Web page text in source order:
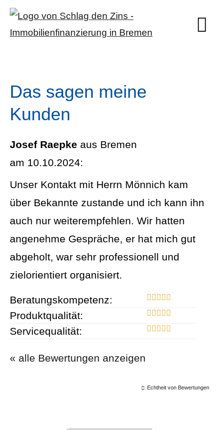
Das sagen meine
Kunden
Josef Raepke aus Bremen
am 10.10.2024:
Unser Kontakt mit Herrn Mönnich kam
über Bekannte zustande und ich kann ihn
auch nur weiterempfehlen. Wir hatten
angenehme Gespräche, er hat mich gut
abgeholt, war sehr professionell und
zielorientiert organisiert.
Beratungskompetenz:
Produktqualität:
Servicequalität:
« alle Bewertungen anzeigen
Echtheit von Bewertungen